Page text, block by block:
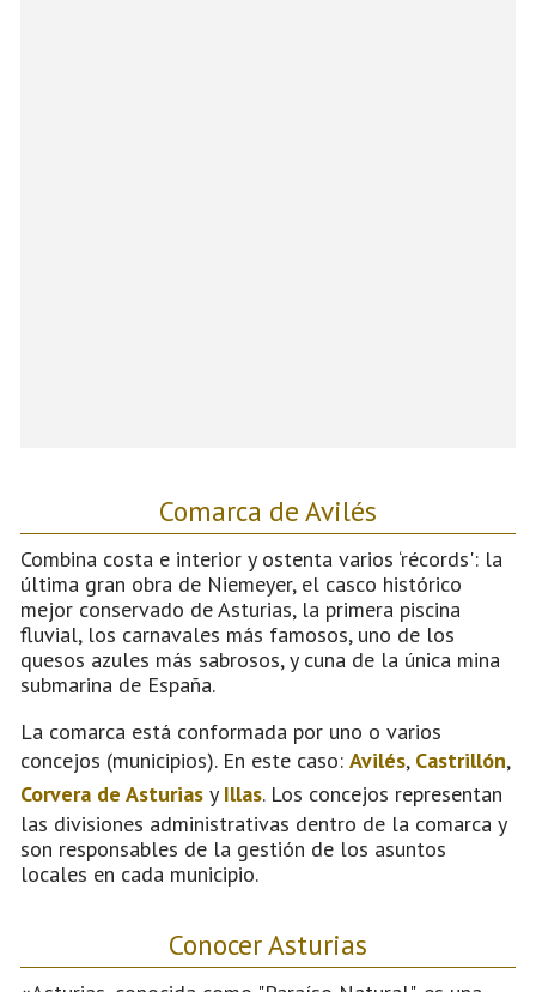
Comarca de Avilés
Combina costa e interior y ostenta varios ‘récords': la
última gran obra de Niemeyer, el casco histórico
mejor conservado de Asturias, la primera piscina
fluvial, los carnavales más famosos, uno de los
quesos azules más sabrosos, y cuna de la única mina
submarina de España.
La comarca está conformada por uno o varios
concejos (municipios). En este caso: Avilés, Castrillón,
Corvera de Asturias y Illas. Los concejos representan
las divisiones administrativas dentro de la comarca y
son responsables de la gestión de los asuntos
locales en cada municipio.
Conocer Asturias